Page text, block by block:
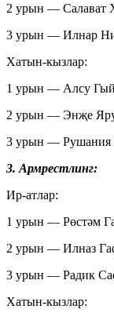
2 урын — Салават
3 урын — Илнар
Хатын-кызлар:
1 урын — Алсу
2 урын — Энҗе
3 урын — Рушания
3. Армрестлинг:
Ир-атлар:
1 урын — Рөстәм
2 урын — Илназ
3 урын — Радик
Хатын-кызлар: